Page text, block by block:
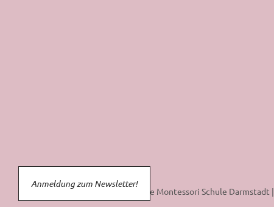
© 2026 Freie Montessori Schule Darmstadt |
Anmeldung zum Newsletter!